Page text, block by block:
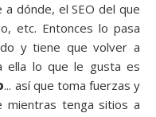
dónde, el SEO del que
etc. Entonces lo pasa
y tiene que volver a
ella lo que le gusta es
... así que toma fuerzas y
mientras tenga sitios a